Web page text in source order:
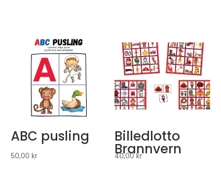
ABC pusling
50,00kr
Billedlotto
Brannvern
40,00kr